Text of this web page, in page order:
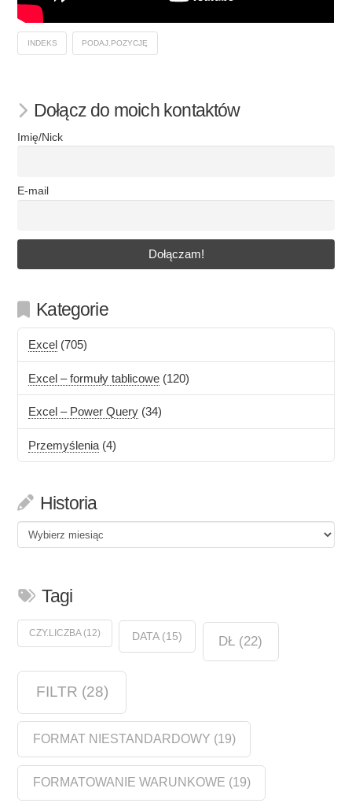
INDEKS PODAJ.POZYCJĘ
Dołącz do moich kontaktów
Imię/Nick
E-mail
Kategorie
Excel (705)
Excel – formuły tablicowe (120)
Excel – Power Query (34)
Przemyślenia (4)
Historia
Historia
Tagi
CZY.LICZBA(12) DATA(15) DŁ (22)
FILTR (28)
FORMAT NIESTANDARDOWY (19)
FORMATOWANIE WARUNKOWE (19)